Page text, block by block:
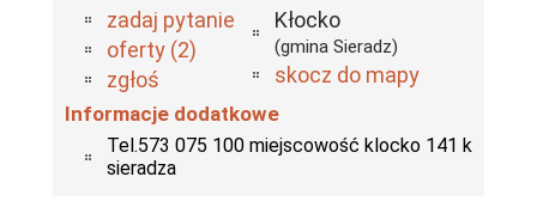
zadaj pytanie
oferty (2)
zgłoś
Kłocko
(gmina Sieradz)
skocz do mapy
Informacje dodatkowe
Tel.573 075 100 miejscowość klocko 141 k
sieradza